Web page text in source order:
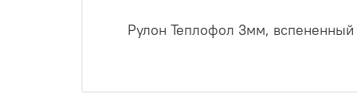
Рулон Теплофол 3мм,